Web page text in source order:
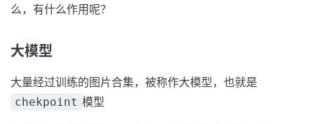
么，有什么作用呢？
大模型
大量经过训练的图片合集，被称作大模型，也就是
chekpoint 模型